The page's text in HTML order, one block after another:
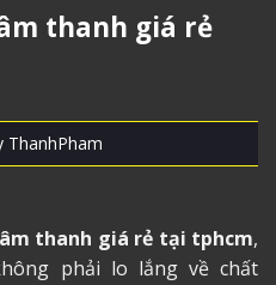
thanh giá rẻ
ThanhPham
thanh giá rẻ tại tphcm,
phải lo lắng về chất